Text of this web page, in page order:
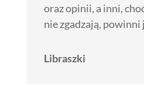
oraz opinii, a inni,
nie zgadzają, powinni
Libraszki